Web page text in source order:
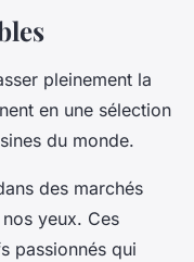
pleinement la
en une sélection
du monde.
des marchés
yeux. Ces
passionnés qui